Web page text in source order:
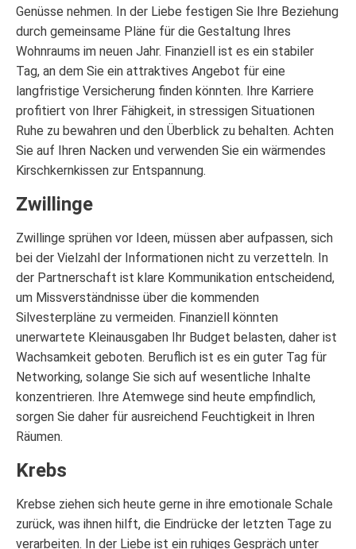
Genüsse nehmen. In der Liebe festigen Sie Ihre Beziehung
durch gemeinsame Pläne für die Gestaltung Ihres
Wohnraums im neuen Jahr. Finanziell ist es ein stabiler
Tag, an dem Sie ein attraktives Angebot für eine
langfristige Versicherung finden könnten. Ihre Karriere
profitiert von Ihrer Fähigkeit, in stressigen Situationen
Ruhe zu bewahren und den Überblick zu behalten. Achten
Sie auf Ihren Nacken und verwenden Sie ein wärmendes
Kirschkernkissen zur Entspannung.
Zwillinge
Zwillinge sprühen vor Ideen, müssen aber aufpassen, sich
bei der Vielzahl der Informationen nicht zu verzetteln. In
der Partnerschaft ist klare Kommunikation entscheidend,
um Missverständnisse über die kommenden
Silvesterpläne zu vermeiden. Finanziell könnten
unerwartete Kleinausgaben Ihr Budget belasten, daher ist
Wachsamkeit geboten. Beruflich ist es ein guter Tag für
Networking, solange Sie sich auf wesentliche Inhalte
konzentrieren. Ihre Atemwege sind heute empfindlich,
sorgen Sie daher für ausreichend Feuchtigkeit in Ihren
Räumen.
Krebs
Krebse ziehen sich heute gerne in ihre emotionale Schale
zurück, was ihnen hilft, die Eindrücke der letzten Tage zu
verarbeiten. In der Liebe ist ein ruhiges Gespräch unter